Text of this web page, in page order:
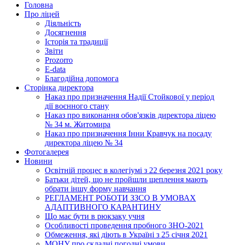
Головна
Про ліцей
Діяльність
Досягнення
Історія та традиції
Звіти
Prozorro
E-data
Благодійна допомога
Сторінка директора
Наказ про призначення Надії Стойкової у період
дії воєнного стану
Наказ про виконання обов'язків директора ліцею
№ 34 м. Житомира
Наказ про призначення Інни Кравчук на посаду
директора ліцею № 34
Фотогалерея
Новини
Освітній процес в колегіумі з 22 березня 2021 року
Батьки дітей, що не пройшли щеплення мають
обрати іншу форму навчання
РЕГЛАМЕНТ РОБОТИ ЗЗСО В УМОВАХ
АДАПТИВНОГО КАРАНТИНУ
Що має бути в рюкзаку учня
Особливості проведення пробного ЗНО-2021
Обмеження, які діють в Україні з 25 січня 2021